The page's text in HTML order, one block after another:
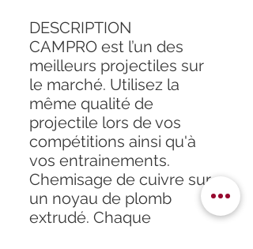
DESCRIPTION
CAMPRO est l’un des
meilleurs projectiles sur
le marché. Utilisez la
même qualité de
projectile lors de vos
compétitions ainsi qu'à
vos entrainements.
Chemisage de cuivre sur
un noyau de plomb
extrudé. Chaque